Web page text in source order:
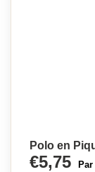
Polo en
€5,75